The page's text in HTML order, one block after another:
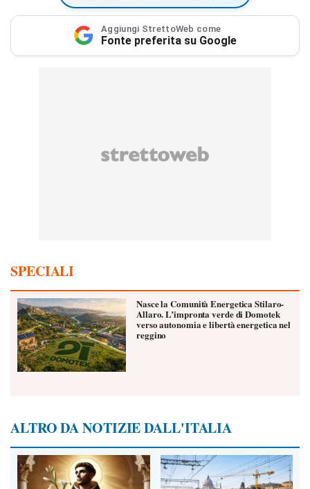
Aggiungi StrettoWeb come
Fonte preferita su Google
SPECIALI
Nasce la Comunità Energetica Stilaro-
Allaro. L’impronta verde di Domotek
verso autonomia e libertà energetica nel
reggino
ALTRO DA NOTIZIE DALL'ITALIA